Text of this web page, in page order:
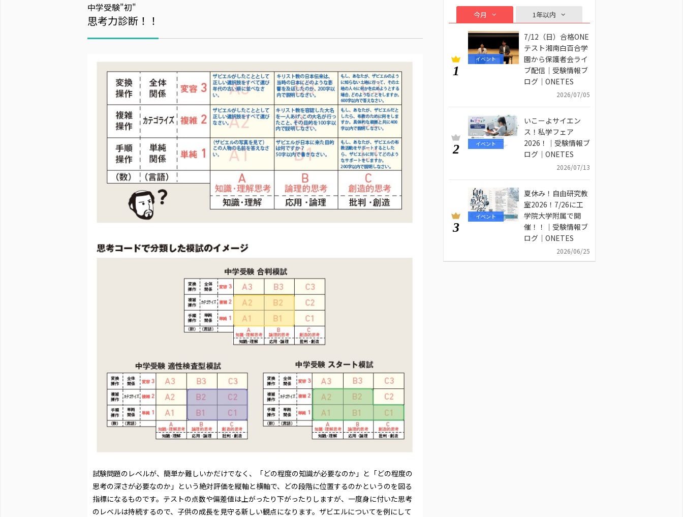
中学受験"初"
思考力診断！！
試験問題のレベルが、簡単か難しいかだけでなく、「どの程度の知識が必要なのか」と「どの程度の
思考の深さが必要なのか」という絶対評価を縦軸と横軸で、どの段階に位置するのかというのを図る
指標になるものです。テストの点数や偏差値は上がったり下がったりしますが、一度身に付いた思考
のレベルは持続するので、子供の成長を見守る新しい観点になります。ザビエルについてを例にして
今月 1年以内
1
イベント
7/12（日）合格ONE
テスト湘南白百合学
園から保護者会ライ
ブ配信｜受験情報ブ
ログ｜ONETES
2026/07/05
2 イベント
いこーよサイエン
ス！私学フェア
2026！｜受験情報ブ
ログ｜ONETES
2026/07/13
3
イベント
夏休み！自由研究教
室2026！7/26に工
学院大学附属で開
催！！｜受験情報ブ
ログ｜ONETES
2026/06/25